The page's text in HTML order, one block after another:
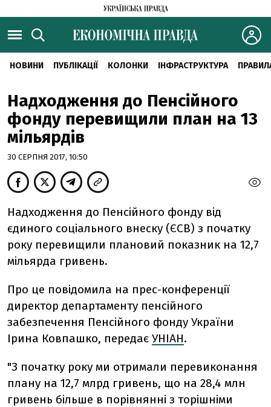
НОВИНИ ПУБЛІКАЦІЇ КОЛОНКИ ІНФРАСТРУКТУРА
Надходження до Пенсійного
фонду перевищили план на 13
мільярдів
30 СЕРПНЯ 2017, 10:50
Надходження до Пенсійного фонду від
єдиного соціального внеску (ЄСВ) з початку
року перевищили плановий показник на 12,7
мільярда гривень.
Про це повідомила на прес-конференції
директор департаменту пенсійного
забезпечення Пенсійного фонду України
Ірина Ковпашко, передає УНІАН.
"З початку року ми отримали перевиконання
плану на 12,7 млрд гривень, що на 28,4 млн
гривень більше в порівнянні з торішніми